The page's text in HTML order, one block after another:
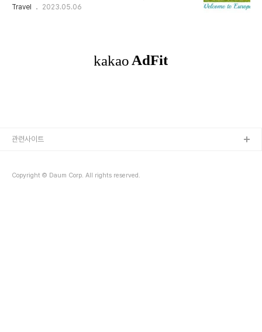
으로 한번을 다녀왔다. 또한 미국 실리콘 밸리에 가족과 함께 한번 다
녀왔고, 4. 체코 카를로비바리도 갔었다. 또 최근에는 5. 네델란드 암
스테르담으로 자동차 여행을 했다. 비행기를 타고 6. 스페인 마요르
Travel 2023.05.06
Copyright © Daum Corp. All rights reserved.
관련사이트